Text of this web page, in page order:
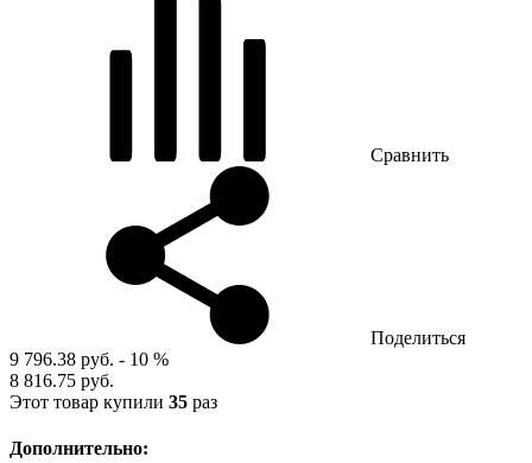
Сравнить
Поделиться
9 796.38 руб. - 10 %
8 816.75 руб.
Этот товар купили 35 раз
Дополнительно: